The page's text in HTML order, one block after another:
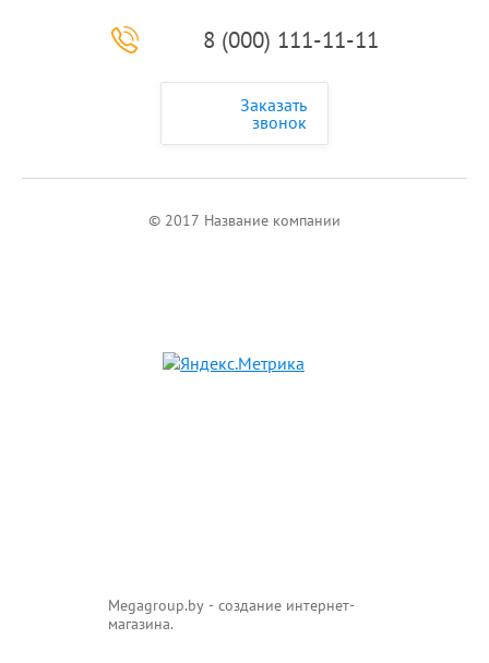
8 (000) 111-11-11
Заказать
звонок
© 2017 Название компании
Мegagroup.by - создание интернет-
магазина.